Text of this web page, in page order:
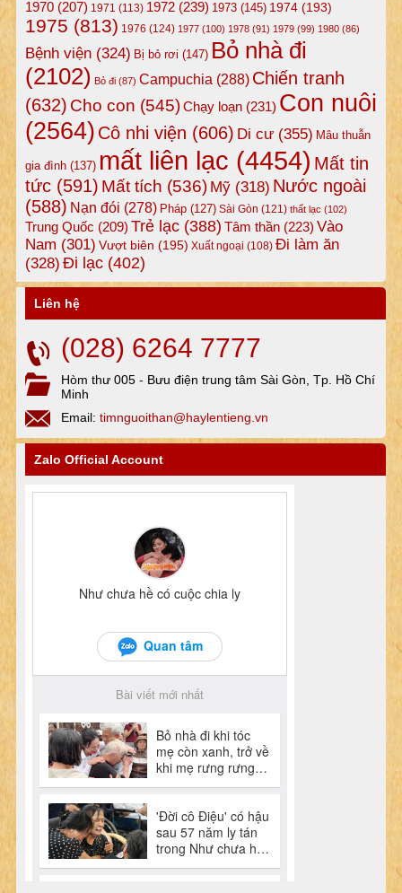
1970(207) 1971 (113) 1972(239) 1973(145) 1974(193)
1975 (813) 1976 (124) 1977(100) 1978(91) 1979(99) 1980(86)
Bệnh viện(324) Bị bỏ rơi (147) Bỏ nhà đi
(2102) Bỏ đi(87) Campuchia (288) Chiến tranh
(632) Cho con (545)Chạy loạn(231) Con nuôi
(2564) Cô nhi viện (606) Di cư(355) Mâu thuẫn
gia đình(137) mất liên lạc (4454) Mất tin
tức(591) Mất tích (536) Mỹ(318) Nước ngoài
(588) Nạn đói (278) Pháp(127) Sài Gòn (121) thất lạc (102)
Trung Quốc (209) Trẻ lạc(388) Tâm thần(223) Vào
Nam (301) Vượt biên (195) Xuất ngoại (108) Đi làm ăn
(328) Đi lạc(402)
Liên hệ
(028) 6264 7777
Hòm thư 005 - Bưu điện trung tâm Sài Gòn, Tp. Hồ Chí
Minh
Email: timnguoithan@haylentieng.vn
Zalo Official Account